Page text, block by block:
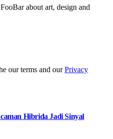
about art, design and
our terms and ourPrivacy
Hibrida Jadi Sinyal